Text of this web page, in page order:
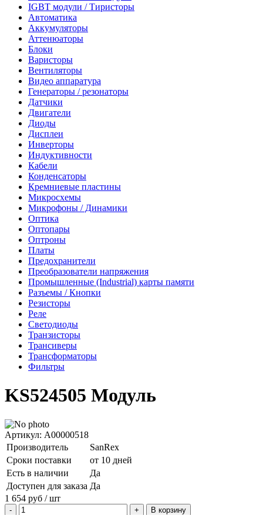
IGBT модули / Тиристоры
Автоматика
Аккумуляторы
Аттенюаторы
Блоки
Варисторы
Вентиляторы
Видео аппаратура
Генераторы / резонаторы
Датчики
Двигатели
Диоды
Дисплеи
Инверторы
Индуктивности
Кабели
Конденсаторы
Кремниевые пластины
Микросхемы
Микрофоны / Динамики
Оптика
Оптопары
Оптроны
Платы
Предохранители
Преобразователи напряжения
Промышленные (Industrial) карты памяти
Разъемы / Кнопки
Резисторы
Реле
Светодиоды
Транзисторы
Трансиверы
Трансформаторы
Фильтры
KS524505 Модуль
Артикул: A00000518
Производитель
SanRex
Сроки поставки
от 10 дней
Есть в наличии
Да
Доступен для заказа Да
1 654 руб / шт
В корзину